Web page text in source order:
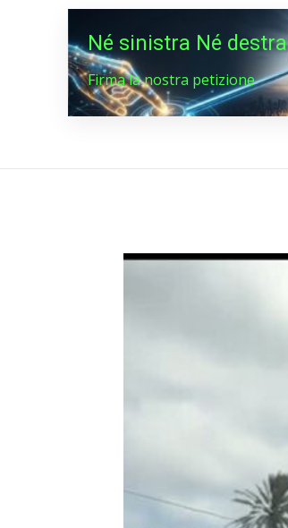
Né sinistra Né destra
Firma la nostra petizione